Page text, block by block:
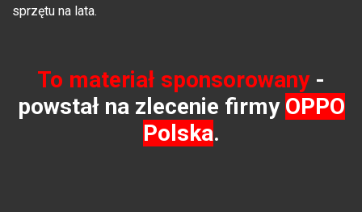
sprzętu na lata.
To materiał sponsorowany-
powstał na zlecenie firmy OPPO
Polska.